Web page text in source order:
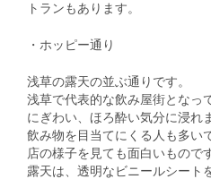
トランもあります。
・ホッピー通り
浅草の露天の並ぶ通りです。
浅草で代表的な飲み屋街となっ
にぎわい、ほろ酔い気分に浸れ
飲み物を目当てにくる人も多い
店の様子を見ても面白いもので
露天は、透明なビニールシート